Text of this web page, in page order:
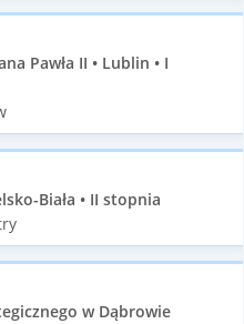
Pawła II • Lublin • I
Biała • II stopnia
w Dąbrowie